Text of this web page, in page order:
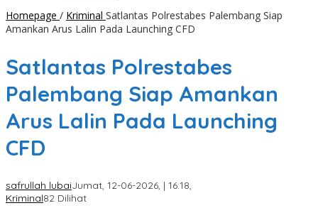
Homepage / Kriminal Satlantas Polrestabes Palembang Siap
Amankan Arus Lalin Pada Launching CFD
Satlantas Polrestabes
Palembang Siap Amankan
Arus Lalin Pada Launching
CFD
safrullah lubaiJumat, 12-06-2026, | 16:18,
Kriminal82 Dilihat